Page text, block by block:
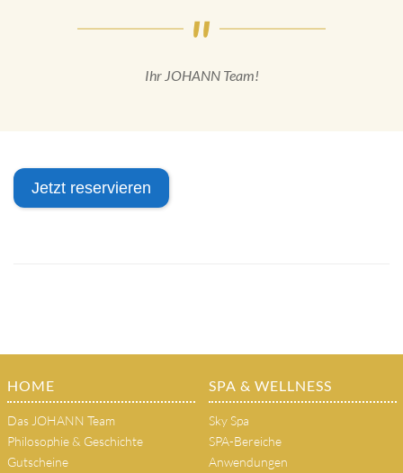
Ihr JOHANN Team!
Jetzt reservieren
HOME
Das JOHANN Team
Philosophie & Geschichte
Gutscheine
SPA & WELLNESS
Sky Spa
SPA-Bereiche
Anwendungen